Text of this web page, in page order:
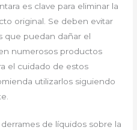
es clave para eliminar la
original. Se deben evitar
que puedan dañar el
numerosos productos
el cuidado de estos
utilizarlos siguiendo
de líquidos sobre la